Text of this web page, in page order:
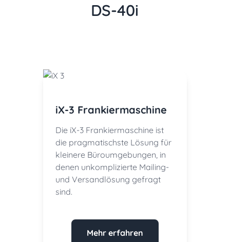
DS-40i
iX-3 Frankiermaschine
Die iX-3 Frankiermaschine ist
die pragmatischste Lösung für
kleinere Büroumgebungen, in
denen unkomplizierte Mailing-
und Versandlösung gefragt
sind.
Mehr erfahren